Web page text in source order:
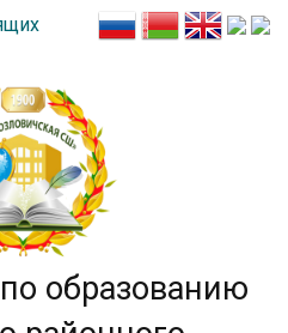
образованию